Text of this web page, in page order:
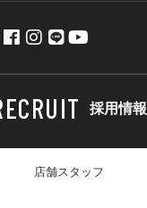
採用情報
店舗スタッフ